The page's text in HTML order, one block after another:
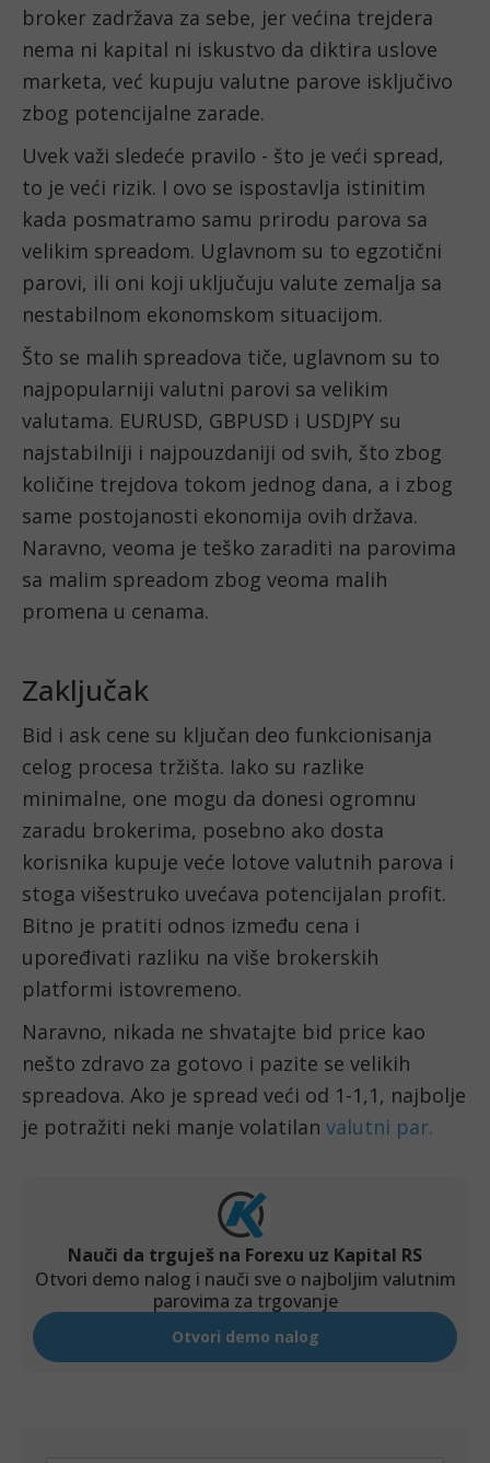
broker zadržava za sebe, jer većina trejdera
nema ni kapital ni iskustvo da diktira uslove
marketa, već kupuju valutne parove isključivo
zbog potencijalne zarade.
Uvek važi sledeće pravilo - što je veći spread,
to je veći rizik. I ovo se ispostavlja istinitim
kada posmatramo samu prirodu parova sa
velikim spreadom. Uglavnom su to egzotični
parovi, ili oni koji uključuju valute zemalja sa
nestabilnom ekonomskom situacijom.
Što se malih spreadova tiče, uglavnom su to
najpopularniji valutni parovi sa velikim
valutama. EURUSD, GBPUSD i USDJPY su
najstabilniji i najpouzdaniji od svih, što zbog
količine trejdova tokom jednog dana, a i zbog
same postojanosti ekonomija ovih država.
Naravno, veoma je teško zaraditi na parovima
sa malim spreadom zbog veoma malih
promena u cenama.
Zaključak
Bid i ask cene su ključan deo funkcionisanja
celog procesa tržišta. Iako su razlike
minimalne, one mogu da donesi ogromnu
zaradu brokerima, posebno ako dosta
korisnika kupuje veće lotove valutnih parova i
stoga višestruko uvećava potencijalan profit.
Bitno je pratiti odnos između cena i
upoređivati razliku na više brokerskih
platformi istovremeno.
Naravno, nikada ne shvatajte bid price kao
nešto zdravo za gotovo i pazite se velikih
spreadova. Ako je spread veći od 1-1,1, najbolje
je potražiti neki manje volatilan valutni par.